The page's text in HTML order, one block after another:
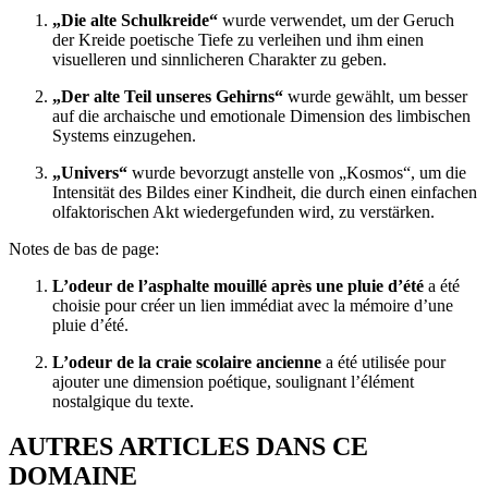
„Die alte Schulkreide“ wurde verwendet, um der Geruch
der Kreide poetische Tiefe zu verleihen und ihm einen
visuelleren und sinnlicheren Charakter zu geben.
„Der alte Teil unseres Gehirns“ wurde gewählt, um besser
auf die archaische und emotionale Dimension des limbischen
Systems einzugehen.
„Univers“ wurde bevorzugt anstelle von „Kosmos“, um die
Intensität des Bildes einer Kindheit, die durch einen einfachen
olfaktorischen Akt wiedergefunden wird, zu verstärken.
Notes de bas de page:
L’odeur de l’asphalte mouillé après une pluie d’été a été
choisie pour créer un lien immédiat avec la mémoire d’une
pluie d’été.
L’odeur de la craie scolaire ancienne a été utilisée pour
ajouter une dimension poétique, soulignant l’élément
nostalgique du texte.
AUTRES ARTICLES DANS CE
DOMAINE